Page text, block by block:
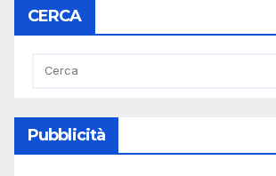
CERCA
Pubblicità